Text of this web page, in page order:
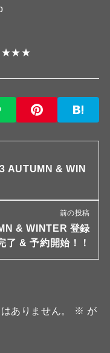
AUTUMN & WIN
前の投稿
& WINTER 登録
了 & 予約開始！！
ありません。 ※ が